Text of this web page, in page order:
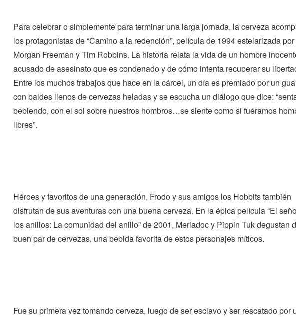
Para celebrar o simplemente para terminar una larga jornada, la cerveza
los protagonistas de “Camino a la redención”, película de 1994 estelarizada por
Morgan Freeman y Tim Robbins. La historia relata la vida de un hombre
acusado de asesinato que es condenado y de cómo intenta recuperar su
Entre los muchos trabajos que hace en la cárcel, un día es premiado por un
con baldes llenos de cervezas heladas y se escucha un diálogo que dice:
bebiendo, con el sol sobre nuestros hombros…se siente como si fuéramos
libres”.
Héroes y favoritos de una generación, Frodo y sus amigos los Hobbits también
disfrutan de sus aventuras con una buena cerveza. En la épica película “El
los anillos: La comunidad del anillo” de 2001, Meriadoc y Pippin Tuk degustan
buen par de cervezas, una bebida favorita de estos personajes míticos.
Fue su primera vez tomando cerveza, luego de ser esclavo y ser rescatado por